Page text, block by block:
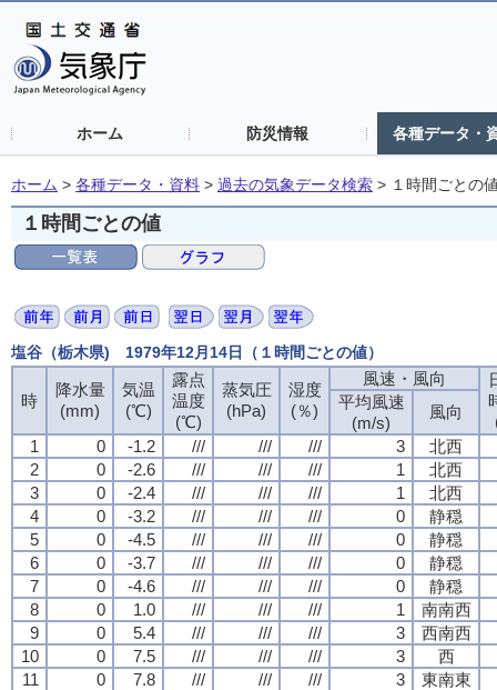
ホーム 防災情報 各種データ・
ホーム > 各種データ・資料 > 過去の気象データ検索 > １時間ごとの
１時間ごとの値
塩谷（栃木県) 1979年12月14日（１時間ごとの値）
時
降水量
(mm)
気温
(℃)
露点
温度
(℃)
蒸気圧
(hPa)
湿度
(％)
風速・風向
平均風速
(m/s)
風向
1
0 -1.2 /// /// /// 3
北西
2
0 -2.6 /// /// /// 1
北西
3
0 -2.4 /// /// /// 1
北西
4
0 -3.2 /// /// /// 0
静穏
5
0 -4.5 /// /// /// 0
静穏
6
0 -3.7 /// /// /// 0
静穏
7
0 -4.6 /// /// /// 0
静穏
8
0 1.0 /// /// /// 1
南南西
9
0 5.4 /// /// /// 3
西南西
10
0 7.5 /// /// /// 3
西
11
0 7.8 /// /// /// 3
東南東